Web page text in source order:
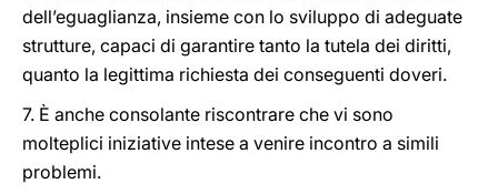
dell’eguaglianza, insieme con lo sviluppo di adeguate
strutture, capaci di garantire tanto la tutela dei diritti,
quanto la legittima richiesta dei conseguenti doveri.
7. È anche consolante riscontrare che vi sono
molteplici iniziative intese a venire incontro a simili
problemi.